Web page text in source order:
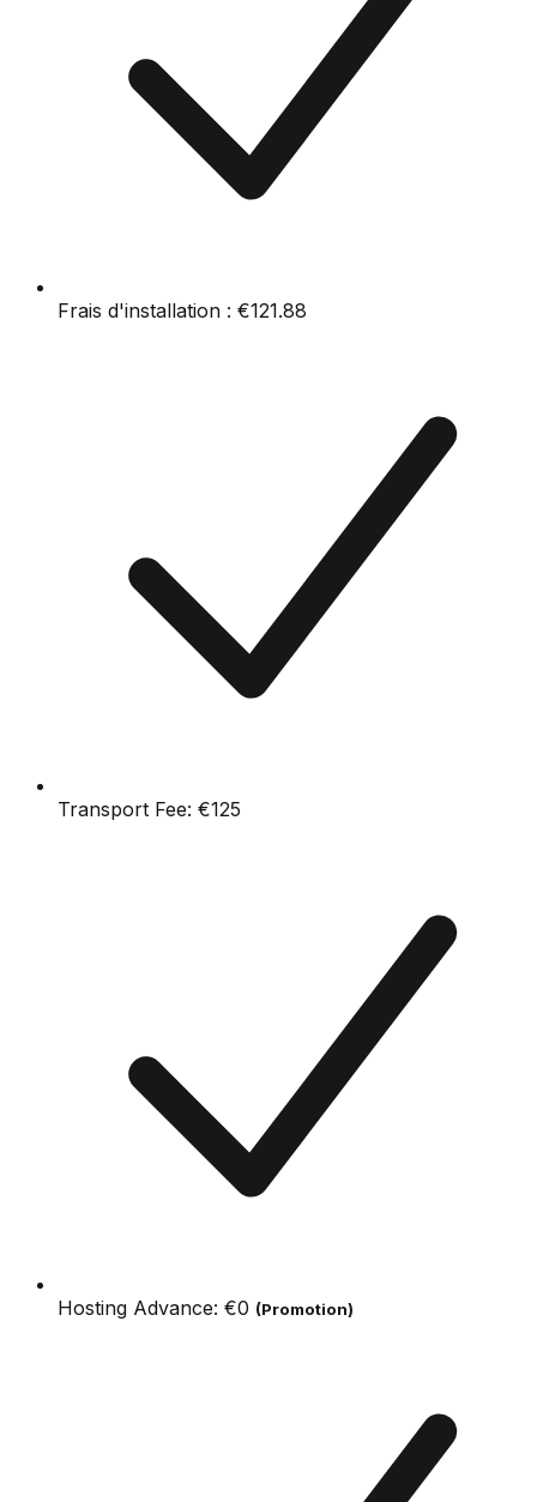
Frais d'installation : €121.88
Transport Fee: €125
Hosting Advance: €0 (Promotion)